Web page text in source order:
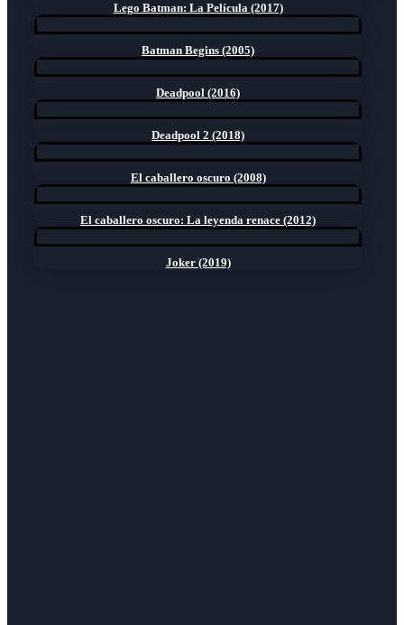
Lego Batman: La Película (2017)
Batman Begins (2005)
Deadpool (2016)
Deadpool 2 (2018)
El caballero oscuro (2008)
El caballero oscuro: La leyenda renace (2012)
Joker (2019)